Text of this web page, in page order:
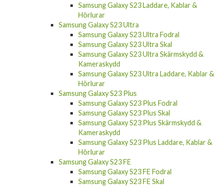
Hörlurar
Samsung Galaxy S23 Ultra
Samsung Galaxy S23 Ultra Fodral
Samsung Galaxy S23 Ultra Skal
Samsung Galaxy S23 Ultra Skärmskydd &
Kameraskydd
Samsung Galaxy S23 Ultra Laddare, Kablar &
Hörlurar
Samsung Galaxy S23 Plus
Samsung Galaxy S23 Plus Fodral
Samsung Galaxy S23 Plus Skal
Samsung Galaxy S23 Plus Skärmskydd &
Kameraskydd
Samsung Galaxy S23 Plus Laddare, Kablar &
Hörlurar
Samsung Galaxy S23 FE
Samsung Galaxy S23 FE Fodral
Samsung Galaxy S23 FE Skal
Samsung Galaxy S23 FE Skärmskydd &